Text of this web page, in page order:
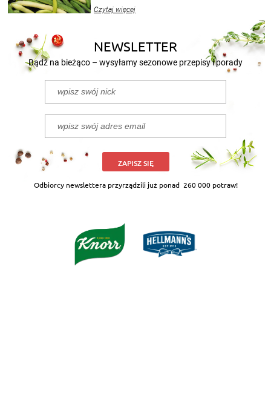
nasze propozycje!
Czytaj więcej
NEWSLETTER
Bądź na bieżąco – wysyłamy sezonowe przepisy i porady
ZAPISZ SIĘ
Odbiorcy newslettera przyrządzili już ponad 260 000 potraw!